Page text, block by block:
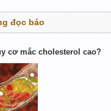
đọc báo
cơ mắc cholesterol cao?